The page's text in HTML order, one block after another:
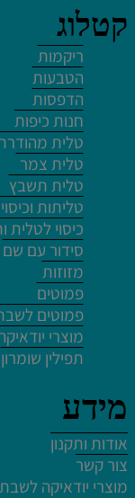
קטלוג
ריקמות
הטבעות
הדפסות
חנות כיפות
טלית
טלית צמר
טלית תשבץ
טליתות
כיסוי לטלית
סידור עם שם
מזוזות
פמוטים
פמוטים
מוצרי
תפילין שומרון
מידע
אודות ותקנון
צור קשר
מוצרי יודאיקה
לחץ פעמיים לעריכת
לחץ פעמיים לעריכת
לחץ פעמיים לעריכת
לחץ פעמיים לעריכת